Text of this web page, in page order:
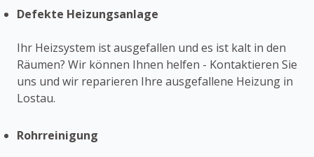
Defekte Heizungsanlage
Ihr Heizsystem ist ausgefallen und es ist kalt in den
Räumen? Wir können Ihnen helfen - Kontaktieren Sie
uns und wir reparieren Ihre ausgefallene Heizung in
Lostau.
Rohrreinigung